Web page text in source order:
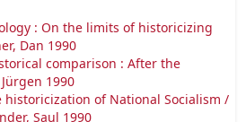
: On the limits of historicizing
Dan 1990
comparison : After the
1990
historicization of National Socialism /
Saul 1990